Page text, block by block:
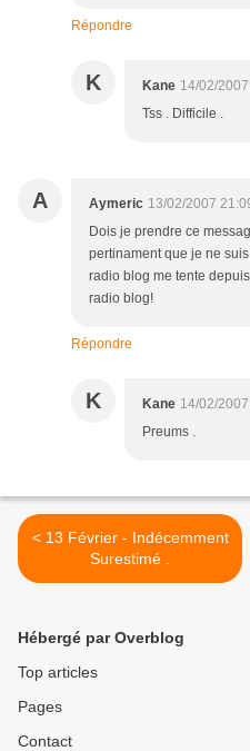
Répondre
K Kane 14/02/
Tss . Difficile .
A Aymeric 13/02/2007
Dois je prendre ce
pertinament que je ne
radio blog me tente
radio blog!
Répondre
K Kane 14/02/
Preums .
< 13 Février - Indécemment
Surestimé .
Hébergé par Overblog
Top articles
Pages
Contact